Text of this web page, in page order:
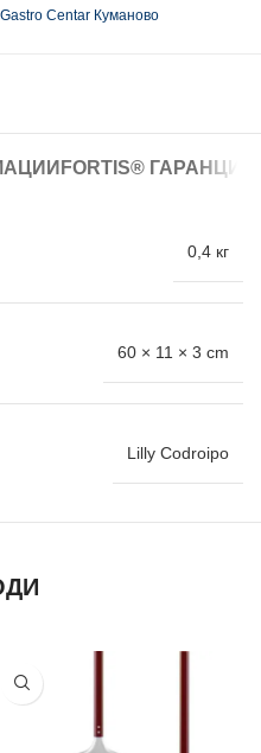
Centar Куманово
FORTIS®
0,4 кг
60 × 11 × 3 cm
Lilly Codroipo